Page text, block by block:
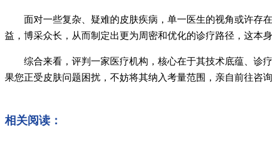
面对一些复杂、疑难的皮肤疾病，单一医生的视角或许存在
益，博采众长，从而制定出更为周密和优化的诊疗路径，这本
综合来看，评判一家医疗机构，核心在于其技术底蕴、诊疗
果您正受皮肤问题困扰，不妨将其纳入考量范围，亲自前往咨
相关阅读：